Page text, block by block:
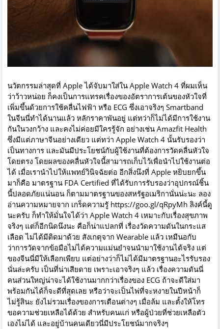
นวัตกรรมล่าสุดที่ Apple ได้จับมาใส่ใน Apple Watch 4 ที่ผมเห็น
ว่าว้าวหน่อย ก็คงเป็นการแทรคเรื่องของอัตราการเต้นของหัวใจที่
เพิ่มขึ้นด้วยการใช้คลื่นไฟฟ้า หรือ ECG ซึ่งเอาจริงๆ Smartband
ในจีนนี่ทำได้นานแล้ว หลักราคาพันอยู่ แต่ทว่าก็ไม่ได้มีการใช้งาน
กันในวงกว้าง และคงไม่ค่อยมีใครรู้จัก อย่างเช่น Amazfit Health
ซึ่งมีแต่ภาษาจีนอย่างเดียว แต่ทว่า Apple Watch 4 นั้นรับรองว่า
เป็นทางการ และมันมีประโยชน์กับผู้ใช้งานที่ต้องการวัดคลื่นหัวใจ
โดยตรง โดยผลของคลื่นหัวใจนี้สามารถเก็บไว้เพื่อนำไปใช้งานต่อ
ได้ เมื่อเรานำไปให้แพทย์วินิจฉัยต่อ อีกสิ่งนึงที่ Apple หยิบยกขึ้น
มาก็คือ มาตรฐาน FDA Certified ที่ได้รับการรับรองว่าอุปกรณ์ชิ้น
นี้ปลอดภัยแน่นอน ก็ตามมาตรฐานของสหรัฐอเมริกานั่นน่ะนะ ลอง
อ่านความหมายจาก เกร็ดความรูั https://goo.gl/qRpyMh ลิงค์นี้ดู
นะครับ ก็ทำให้มั่นใจได้ว่า Apple Watch 4 เหมาะกับเรื่องสุขภาพ
จริงๆ แต่ก็อีกนิดนึงนะ คือก็น่าแปลกที่ เรื่องวัดความดันในกระแส
เลือด ไม่ได้มีติดมาด้วย สังเกตุจาก Wearable แล้ว เหมืนอกับ
ว่าการวัดจากข้อมือไม่ได้ความแม่นยำจนนำมาใช้งานได้จริง แต่
ของจีนนี่มีให้เลือกเพียบ แต่อย่างว่าก็ไม่ได้มีมาตรฐานอะไรรับรอง
นั่นล่ะครับ เป็นที่น่าเสียดาย เพราะเอาจริงๆ แล้ว เรื่องความดันนี่
คนส่วนใหญ่น่าจะได้ใช้งานมากกว่าเรื่องของ ECG ถ้าจะดีใส่มา
พร้อมกันได้ก็จะดีที่สุดเลย หรือว่าจะเป็นไพ่ที่จะหงายในปีหน้าก็
ไม่รู้สินะ ยังไม่รวมเรื่องของการเตือนต่างๆ เมื่อล้ม และตั้งให้โทร
ขอความช่วยเหลือได้ด้วย สำหรับคนแก่ หรือผู้ป่วยที่ช่วยเหลือตัว
เองไม่ได้ และอยู่บ้านคนเดียวนี่มีประโยชน์มากจริงๆ